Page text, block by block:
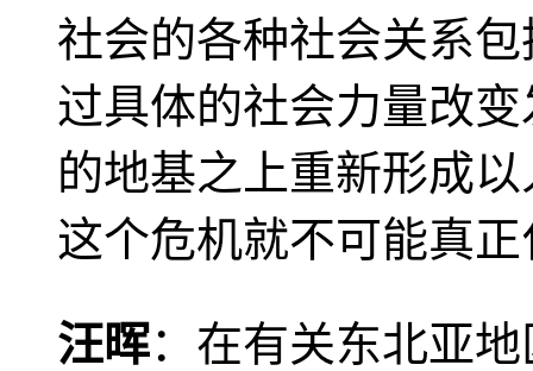
社会的各种社会关系
过具体的社会力量改
的地基之上重新形成
这个危机就不可能真
汪晖：在有关东北亚